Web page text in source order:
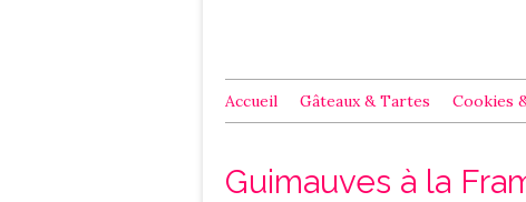
Accueil Gâteaux & Tartes Cookies
Guimauves à la